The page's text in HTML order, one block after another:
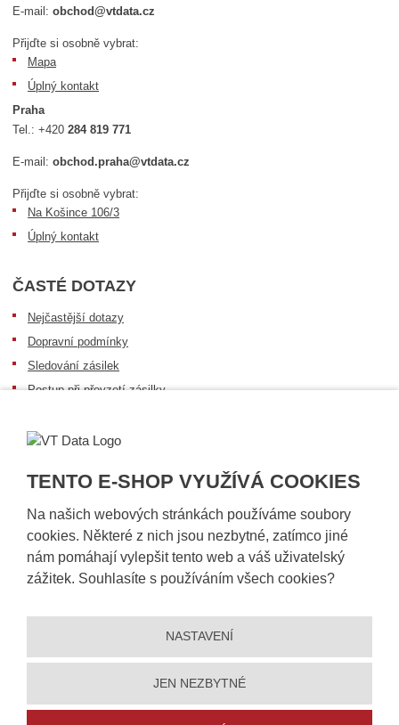
TENTO E-SHOP VYUŽÍVÁ COOKIES
Na našich webových stránkách používáme soubory
cookies. Některé z nich jsou nezbytné, zatímco jiné
nám pomáhají vylepšit tento web a váš uživatelský
zážitek. Souhlasíte s používáním všech cookies?
NASTAVENÍ
JEN NEZBYTNÉ
E-mail:obchod@vtdata.cz
Přijďte si osobně vybrat:
Mapa
Úplný kontakt
Praha
Tel.:+420284 819 771
E-mail:obchod.praha@vtdata.cz
Přijďte si osobně vybrat:
Na Košince 106/3
Úplný kontakt
ČASTÉ DOTAZY
Nejčastější dotazy
Dopravní podmínky
Sledování zásilek
Postup při převzetí zásilky
Obecné informace
Prohlášení o přístupnosti |Ochrana osobních údajů |Mapa stránek ||